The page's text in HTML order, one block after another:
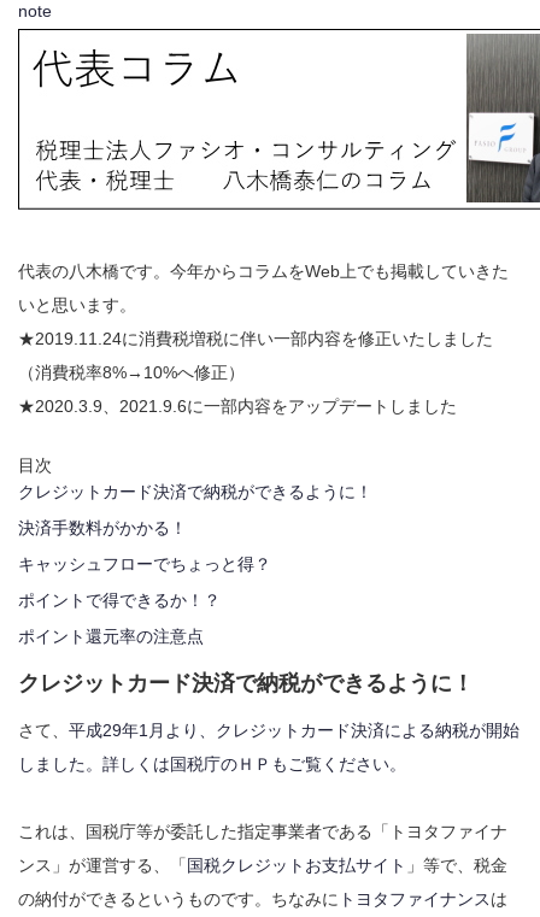
note
代表の八木橋です。今年からコラムをWeb上でも掲載していきた
いと思います。
★2019.11.24に消費税増税に伴い一部内容を修正いたしました
（消費税率8%→10%へ修正）
★2020.3.9、2021.9.6に一部内容をアップデートしました
目次
クレジットカード決済で納税ができるように！
決済手数料がかかる！
キャッシュフローでちょっと得？
ポイントで得できるか！？
ポイント還元率の注意点
クレジットカード決済で納税ができるように！
さて、 平成29年1月より、クレジットカード決済による納税が開始
しました。詳しくは国税庁のＨＰもご覧ください。
これは、国税庁等が委託した指定事業者である「トヨタファイナ
ンス」が運営する、「 国税クレジットお支払サイト 」等で、税金
の納付ができるというものです。ちなみに トヨタファイナンスは